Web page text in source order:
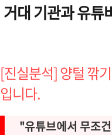
거대 기관과 유튜
[진실분석] 양털 깎
입니다.
"유튜브에서 무조